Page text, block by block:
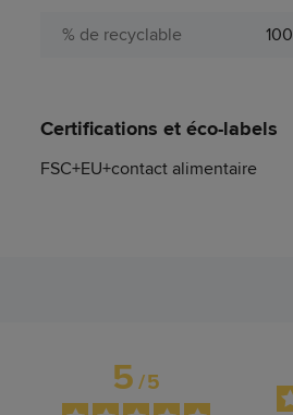
% de recyclable 100
Certifications et éco-labels
FSC+EU+contact alimentaire
5/5